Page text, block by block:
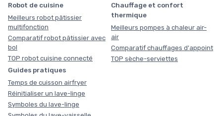
Robot de cuisine
Meilleurs robot pâtissier
multifonction
Comparatif robot pâtissier avec
bol
TOP robot cuisine connecté
Chauffage et confort
thermique
Meilleurs pompes à chaleur air-
air
Comparatif chauffages d'appoint
TOP sèche-serviettes
Guides pratiques
Temps de cuisson airfryer
Réinitialiser un lave-linge
Symboles du lave-linge